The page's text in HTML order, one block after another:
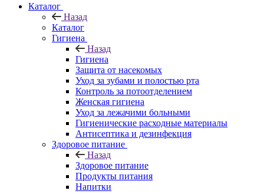
Каталог
Назад
Каталог
Гигиена
Назад
Гигиена
Защита от насекомых
Уход за зубами и полостью рта
Контроль за потоотделением
Женская гигиена
Уход за лежачими больными
Гигиенические расходные материалы
Антисептика и дезинфекция
Здоровое питание
Назад
Здоровое питание
Продукты питания
Напитки